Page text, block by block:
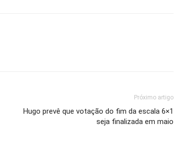
Próximo artigo
Hugo prevê que votação do fim da escala 6×1
seja finalizada em maio